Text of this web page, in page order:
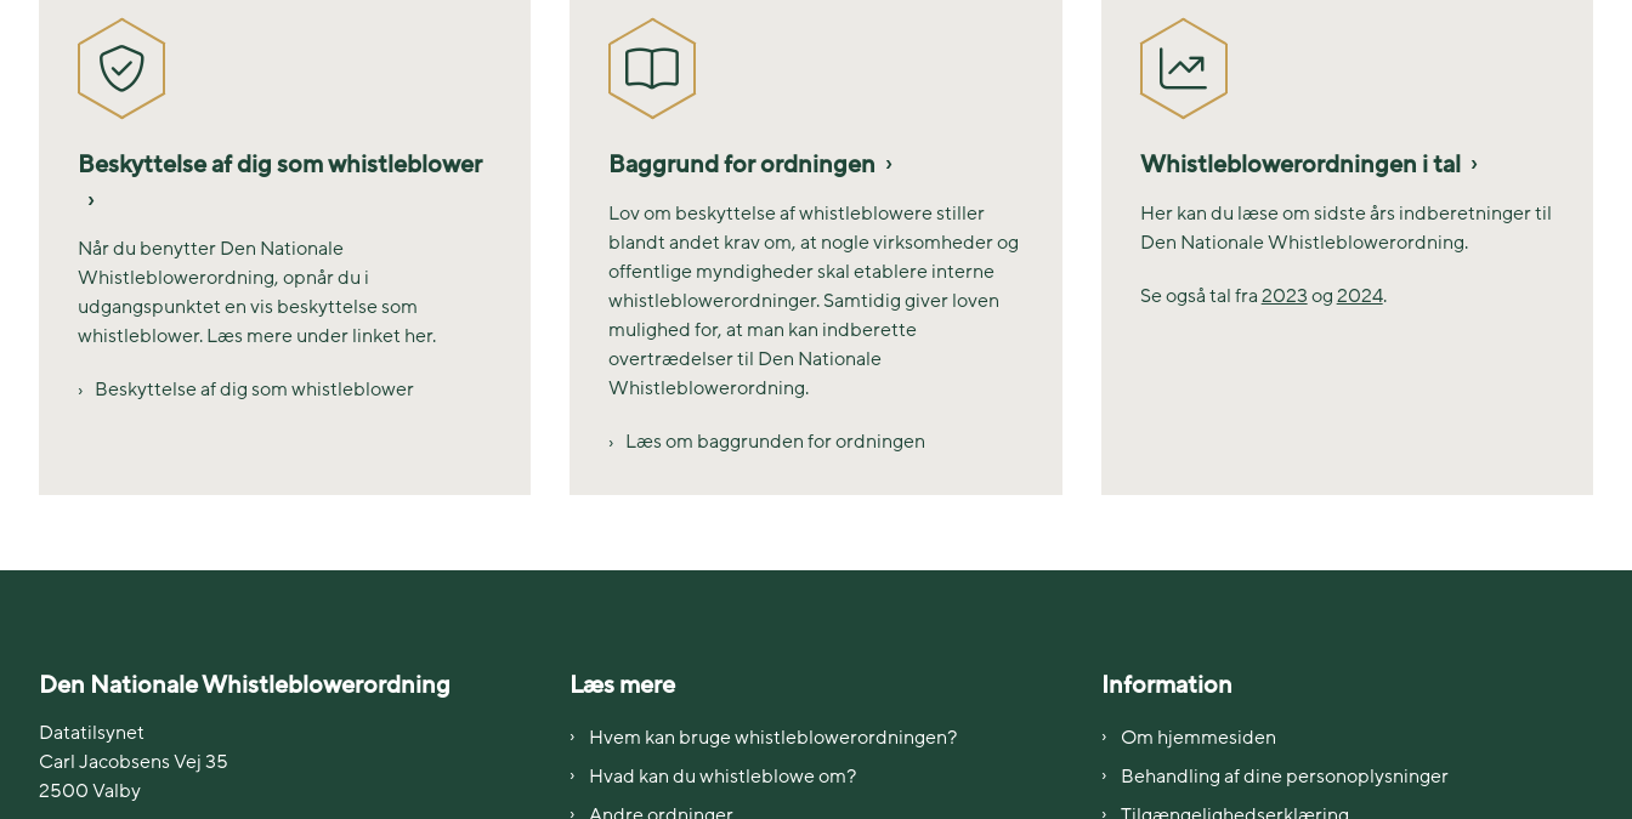
Beskyttelse af dig som whistleblower
Når du benytter Den Nationale
Whistleblowerordning, opnår du i
udgangspunktet en vis beskyttelse som
whistleblower. Læs mere under linket her.
Beskyttelse af dig som whistleblower
Baggrund for ordningen
Lov om beskyttelse af whistleblowere stiller
blandt andet krav om, at nogle virksomheder og
offentlige myndigheder skal etablere interne
whistleblowerordninger. Samtidig giver loven
mulighed for, at man kan indberette
overtrædelser til Den Nationale
Whistleblowerordning.
Læs om baggrunden for ordningen
Whistleblowerordningen i tal
Her kan du læse om sidste års indberetninger til
Den Nationale Whistleblowerordning.
Se også tal fra2023og2024.
Den Nationale Whistleblowerordning
Datatilsynet
Carl Jacobsens Vej 35
2500 Valby
Læs mere
Hvem kan bruge whistleblowerordningen?
Hvad kan du whistleblowe om?
Information
Om hjemmesiden
Behandling af dine personoplysninger